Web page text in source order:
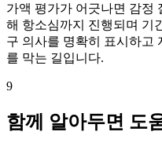
가액 평가가 어긋나면 감정
해 항소심까지 진행되며 기
구 의사를 명확히 표시하고
를 막는 길입니다.
9
함께 알아두면 도